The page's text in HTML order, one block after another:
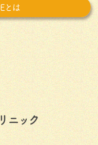
は
ニック